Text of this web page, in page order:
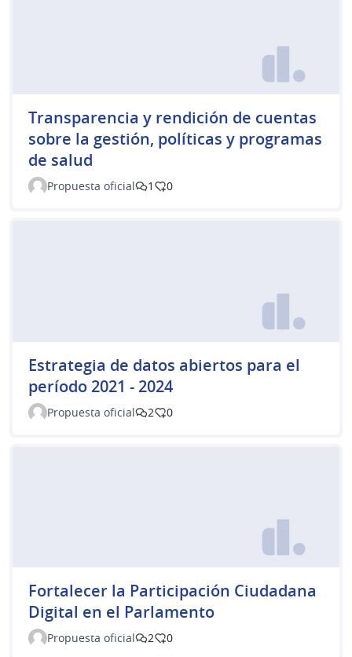
Transparencia y rendición de cuentas
sobre la gestión, políticas y programas
de salud
Propuesta oficial 1 0
Estrategia de datos abiertos para el
período 2021 - 2024
Propuesta oficial 2 0
Fortalecer la Participación Ciudadana
Digital en el Parlamento
Propuesta oficial 2 0